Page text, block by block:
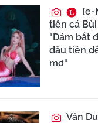
[e-
tiên cá
"Dám bắt
đầu tiên
mơ"
Vân